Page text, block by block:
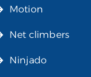
Motion
Net climbers
Ninjado